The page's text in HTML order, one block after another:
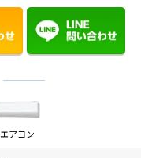
エアコン